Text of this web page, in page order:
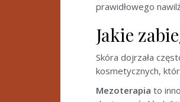
prawidłowego
Jakie
Skóra dojrzała
kosmetycznych,
Mezoterapia to